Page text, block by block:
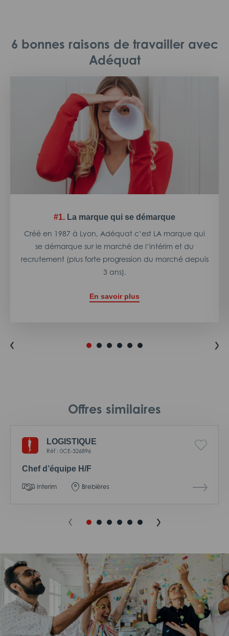
6 bonnes raisons de travailler avec
Adéquat
#1. La marque qui se démarque
Créé en 1987 à Lyon, Adéquat c’est LA marque qui
se démarque sur le marché de l’intérim et du
recrutement (plus forte progression du marché depuis
3 ans).
En savoir plus
Offres similaires
LOGISTIQUE
Réf : 0CE-326896
Chef d’équipe H/F
Interim Brebières